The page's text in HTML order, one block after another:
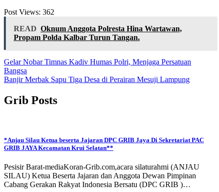
Post Views: 362
READ Oknum Anggota Polresta Hina Wartawan,
Propam Polda Kalbar Turun Tangan.
Navigasi
pos
Gelar Nobar Timnas Kadiv Humas Polri, Menjaga Persatuan
Bangsa
Banjir Merbak Sapu Tiga Desa di Perairan Mesuji Lampung
Grib Posts
*Anjau Silau Ketua beserta Jajaran DPC GRIB Jaya Di Sekretariat PAC
GRIB JAYA Kecamatan Krui Selatan**
Pesisir Barat-mediaKoran-Grib.com,acara silaturahmi (ANJAU
SILAU) Ketua Beserta Jajaran dan Anggota Dewan Pimpinan
Cabang Gerakan Rakyat Indonesia Bersatu (DPC GRIB )…